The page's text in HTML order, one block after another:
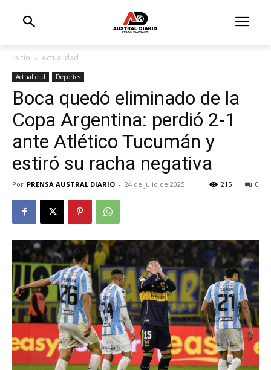
Inicio Actualidad
Actualidad Deportes
Boca quedó eliminado de la
Copa Argentina: perdió 2-1
ante Atlético Tucumán y
estiró su racha negativa
Por PRENSA AUSTRAL DIARIO - 24 de julio de 2025 0
215